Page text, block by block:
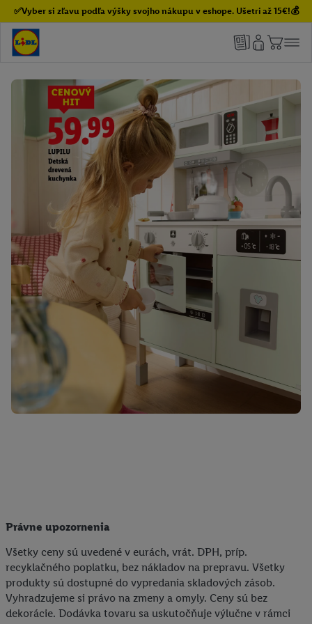
✅Vyber si zľavu podľa výšky svojho nákupu v eshope. Ušetri až 15€!💰
Právne upozornenia
Všetky ceny sú uvedené v eurách, vrát. DPH, príp.
recyklačného poplatku, bez nákladov na prepravu. Všetky
produkty sú dostupné do vypredania skladových zásob.
Vyhradzujeme si právo na zmeny a omyly. Ceny sú bez
dekorácie. Dodávka tovaru sa uskutočňuje výlučne v rámci